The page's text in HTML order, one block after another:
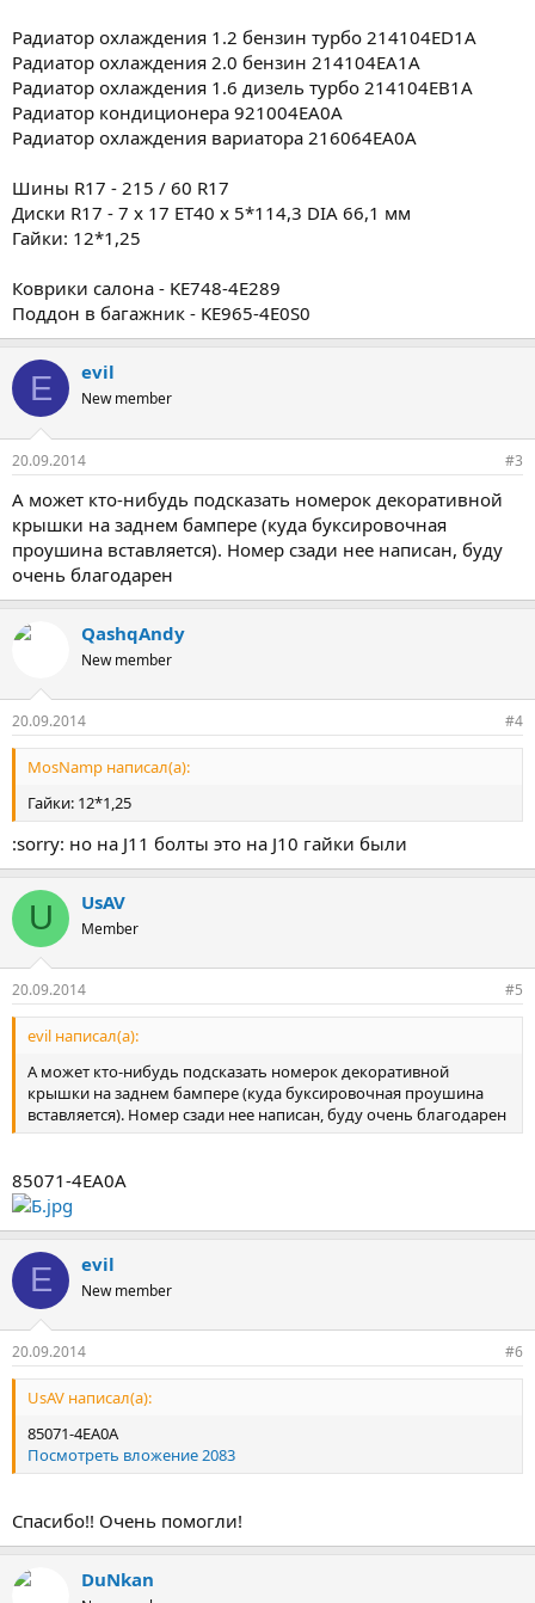
Радиатор охлаждения 1.2 бензин турбо 214104ED1A
Радиатор охлаждения 2.0 бензин 214104EA1A
Радиатор охлаждения 1.6 дизель турбо 214104EB1A
Радиатор кондиционера 921004EA0A
Радиатор охлаждения вариатора 216064EA0A
Шины R17 - 215 / 60 R17
Диски R17 - 7 x 17 ET40 x 5*114,3 DIA 66,1 мм
Гайки: 12*1,25
Коврики салона - KE748-4E289
Поддон в багажник - KE965-4E0S0
E evil
New member
20.09.2014 #3
А может кто-нибудь подсказать номерок декоративной
крышки на заднем бампере (куда буксировочная
проушина вставляется). Номер сзади нее написан, буду
очень благодарен
QashqAndy
New member
20.09.2014 #4
MosNamp написал(а):
Гайки: 12*1,25
:sorry: но на J11 болты это на J10 гайки были
U UsAV
Member
20.09.2014 #5
evil написал(а):
А может кто-нибудь подсказать номерок декоративной
крышки на заднем бампере (куда буксировочная проушина
вставляется). Номер сзади нее написан, буду очень благодарен
85071-4EA0A
E evil
New member
20.09.2014 #6
UsAV написал(а):
85071-4EA0A
Посмотреть вложение 2083
Спасибо!! Очень помогли!
DuNkan